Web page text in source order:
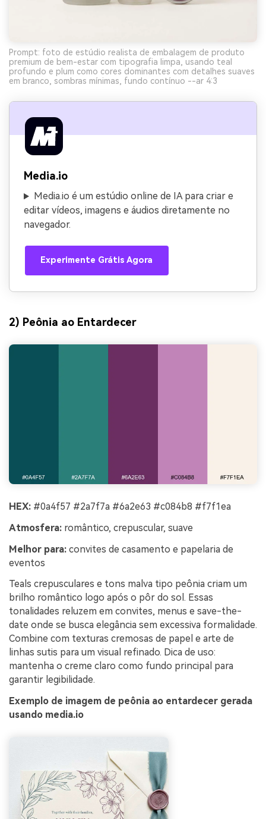
Prompt: foto de estúdio realista de embalagem de produto
premium de bem-estar com tipografia limpa, usando teal
profundo e plum como cores dominantes com detalhes suaves
em branco, sombras mínimas, fundo contínuo --ar 4:3
Media.io
Media.io é um estúdio online de IA para criar e
editar vídeos, imagens e áudios diretamente no
navegador.
Experimente Grátis Agora
2) Peônia ao Entardecer
HEX: #0a4f57 #2a7f7a #6a2e63 #c084b8 #f7f1ea
Atmosfera: romântico, crepuscular, suave
Melhor para: convites de casamento e papelaria de
eventos
Teals crepusculares e tons malva tipo peônia criam um
brilho romântico logo após o pôr do sol. Essas
tonalidades reluzem em convites, menus e save-the-
date onde se busca elegância sem excessiva formalidade.
Combine com texturas cremosas de papel e arte de
linhas sutis para um visual refinado. Dica de uso:
mantenha o creme claro como fundo principal para
garantir legibilidade.
Exemplo de imagem de peônia ao entardecer gerada
usando media.io